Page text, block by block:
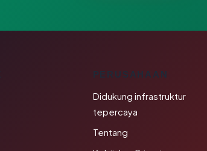
PERUSAHAAN
Didukung infrastruktur
tepercaya
Tentang